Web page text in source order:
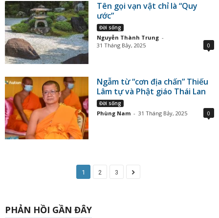
Tên gọi vạn vật chỉ là “Quy
ước”
Đời sống
Nguyễn Thành Trung -
31 Tháng Bảy, 2025
0
Ngẫm từ “cơn địa chấn” Thiếu
Lâm tự và Phật giáo Thái Lan
Đời sống
Phùng Nam - 31 Tháng Bảy, 2025 0
1 2 3
PHẢN HỒI GẦN ĐÂY